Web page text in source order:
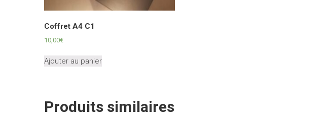
Coffret A4 C1
10,00€
Ajouter au panier
Produits similaires